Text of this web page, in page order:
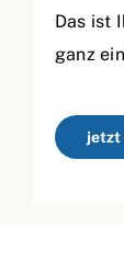
Das ist
ganz
jetzt